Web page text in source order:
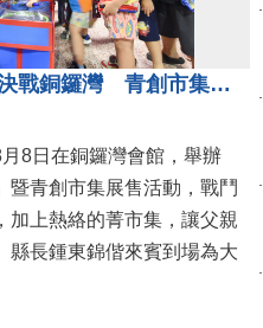
3對3戰鬥陀螺團體賽決戰銅鑼灣 青創市集展售為父親節增添繽紛
8日在銅鑼灣會館，舉辦
暨青創市集展售活動，戰鬥
加上熱絡的菁市集，讓父親
縣長鍾東錦偕來賓到場為大